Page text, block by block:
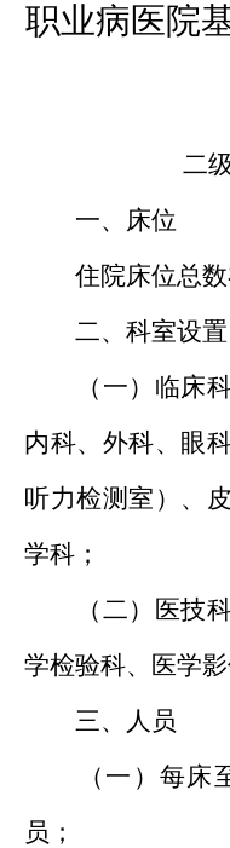
职业病医院
二
一、床位
住院床位总数
二、科室设置
（一）临床科
内科、外科、眼
听力检测室）、
学科；
（二）医技科
学检验科、医学影
三、人员
（一）每床至
员；